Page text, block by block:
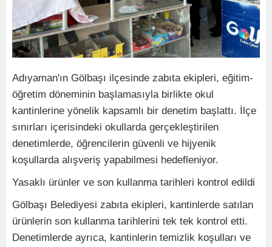
Adıyaman'ın Gölbaşı ilçesinde zabıta ekipleri, eğitim-
öğretim döneminin başlamasıyla birlikte okul
kantinlerine yönelik kapsamlı bir denetim başlattı. İlçe
sınırları içerisindeki okullarda gerçekleştirilen
denetimlerde, öğrencilerin güvenli ve hijyenik
koşullarda alışveriş yapabilmesi hedefleniyor.
Yasaklı ürünler ve son kullanma tarihleri kontrol edildi
Gölbaşı Belediyesi zabıta ekipleri, kantinlerde satılan
ürünlerin son kullanma tarihlerini tek tek kontrol etti.
Denetimlerde ayrıca, kantinlerin temizlik koşulları ve